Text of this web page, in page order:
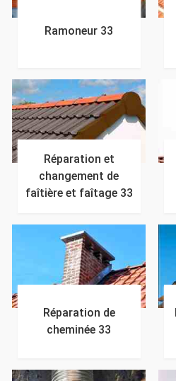
Ramoneur 33
Réparation et
changement de
faîtière et faîtage 33
Réparation de
cheminée 33